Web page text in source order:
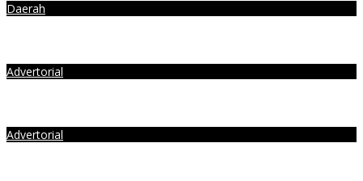
Daerah
Advertorial
Advertorial